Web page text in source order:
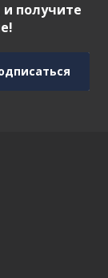
получите